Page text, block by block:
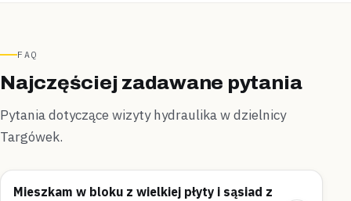
FAQ
Najczęściej zadawane pytania
Pytania dotyczące wizyty hydraulika w dzielnicy
Targówek.
Mieszkam w bloku z wielkiej płyty i sąsiad z